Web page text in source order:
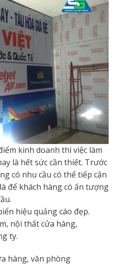
kinh doanh thì việc làm
là hết sức cần thiết. Trước
có nhu cầu có thể tiếp cận
để khách hàng có ấn tượng
hiệu quảng cáo đẹp.
nội thất cửa hàng,
ty.
hàng, văn phòng